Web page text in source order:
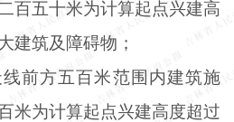
百五十米为计算起点兴建高
建筑及障碍物；
线前方五百米范围内建筑施
米为计算起点兴建高度超过